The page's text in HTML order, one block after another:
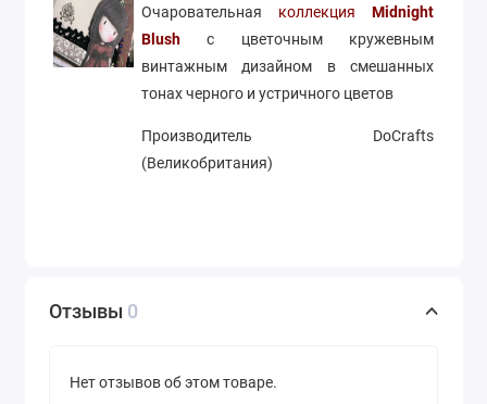
Очаровательная коллекция Midnight
Blush с цветочным кружевным
винтажным дизайном в смешанных
тонах черного и устричного цветов
Производитель DoCrafts
(Великобритания)
Отзывы 0
Нет отзывов об этом товаре.